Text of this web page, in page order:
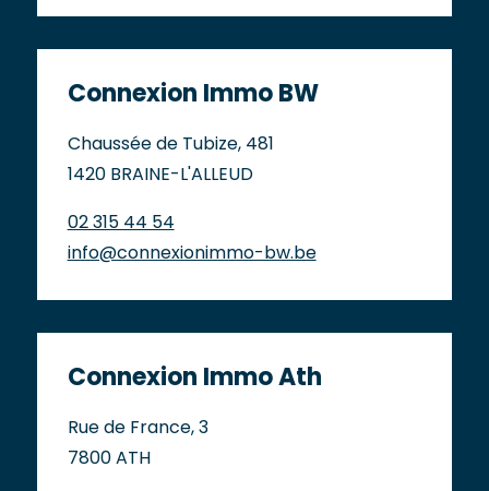
Connexion Immo BW
Chaussée de Tubize, 481
1420 BRAINE-L'ALLEUD
02 315 44 54
info@connexionimmo-bw.be
Connexion Immo Ath
Rue de France, 3
7800 ATH